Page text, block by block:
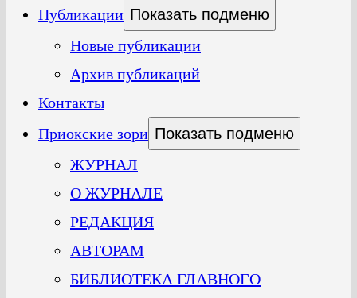
Публикации Показать подменю
Новые публикации
Архив публикаций
Контакты
Приокские зори Показать подменю
ЖУРНАЛ
О ЖУРНАЛЕ
РЕДАКЦИЯ
АВТОРАМ
БИБЛИОТЕКА ГЛАВНОГО